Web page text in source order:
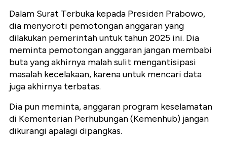
Dalam Surat Terbuka kepada Presiden Prabowo,
dia menyoroti pemotongan anggaran yang
dilakukan pemerintah untuk tahun 2025 ini. Dia
meminta pemotongan anggaran jangan membabi
buta yang akhirnya malah sulit mengantisipasi
masalah kecelakaan, karena untuk mencari data
juga akhirnya terbatas.
Dia pun meminta, anggaran program keselamatan
di Kementerian Perhubungan (Kemenhub) jangan
dikurangi apalagi dipangkas.